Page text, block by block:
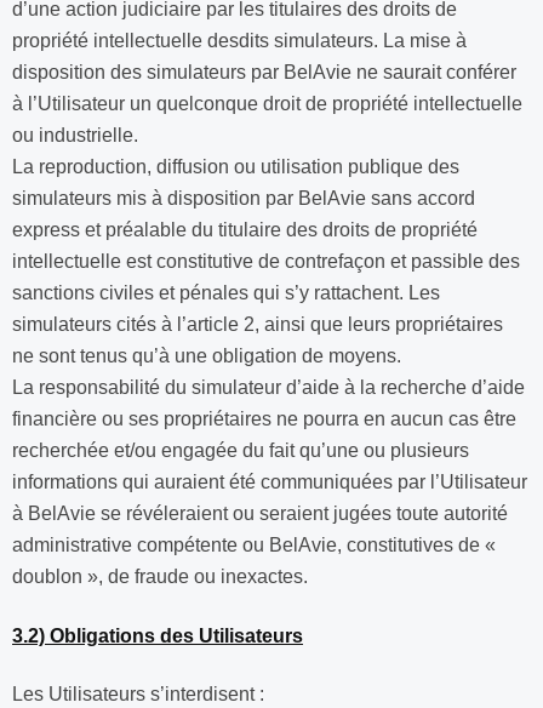
d’une action judiciaire par les titulaires des droits de
propriété intellectuelle desdits simulateurs. La mise à
disposition des simulateurs par BelAvie ne saurait conférer
à l’Utilisateur un quelconque droit de propriété intellectuelle
ou industrielle.
La reproduction, diffusion ou utilisation publique des
simulateurs mis à disposition par BelAvie sans accord
express et préalable du titulaire des droits de propriété
intellectuelle est constitutive de contrefaçon et passible des
sanctions civiles et pénales qui s’y rattachent. Les
simulateurs cités à l’article 2, ainsi que leurs propriétaires
ne sont tenus qu’à une obligation de moyens.
La responsabilité du simulateur d’aide à la recherche d’aide
financière ou ses propriétaires ne pourra en aucun cas être
recherchée et/ou engagée du fait qu’une ou plusieurs
informations qui auraient été communiquées par l’Utilisateur
à BelAvie se révéleraient ou seraient jugées toute autorité
administrative compétente ou BelAvie, constitutives de «
doublon », de fraude ou inexactes.
3.2) Obligations des Utilisateurs
Les Utilisateurs s’interdisent :